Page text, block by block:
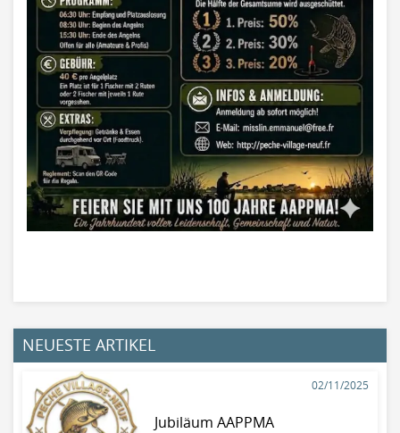
NEUESTE ARTIKEL
02/11/2025
Jubiläum AAPPMA